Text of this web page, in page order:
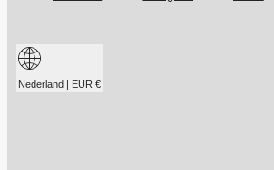
Nederland | EUR €